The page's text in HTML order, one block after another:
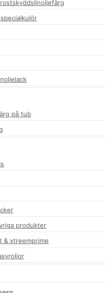
på tub
produkter
& xtreemprime